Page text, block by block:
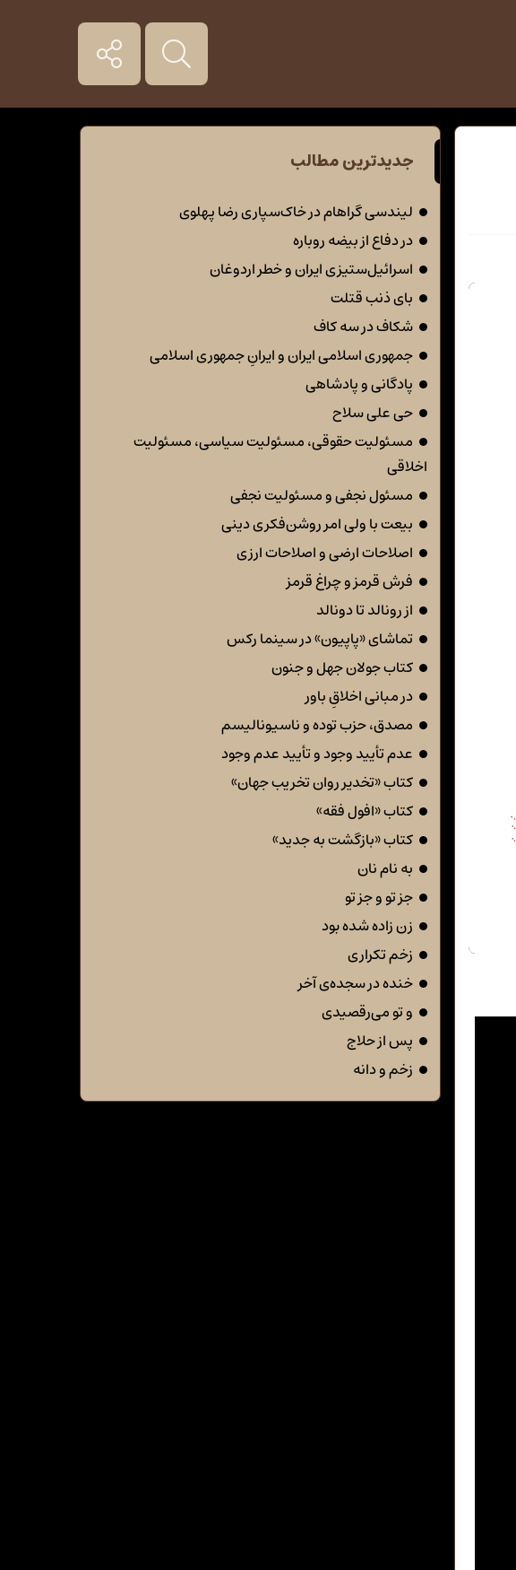
جدیدترین مطالب
لیندسی گراهام در خاک‌سپاری رضا پهلوی
در دفاع از بیضه روباره
اسرائیل‌ستیزی ایران و خطر اردوغان
بای ذنب قتلت
شکاف در سه کاف
جمهوری اسلامی ایران و ایرانِ جمهوری اسلامی
پادگانی و پادشاهی
حی علی سلاح
مسئولیت حقوقی، مسئولیت سیاسی، مسئولیت
اخلاقی
مسئول نجفی و مسئولیت نجفی
بیعت با ولی امر روشن‌فکری دینی
اصلاحات ارضی و اصلاحات ارزی
فرش قرمز و چراغ قرمز
از رونالد تا دونالد
تماشای «پاپیون» در سینما رکس
کتاب جولان جهل و جنون
در مبانی اخلاقِ باور
مصدق، حزب توده و ناسیونالیسم
عدم تأیید وجود و تأیید عدم وجود
کتاب «تخدیر روان تخریب جهان»
کتاب «افول فقه»
کتاب «بازگشت به جدید»
به نام نان
جز تو و جز تو
زن زاده شده بود
زخم تکراری
خنده در سجده‌ی آخر
و تو می‌رقصیدی
پس از حلاج
زخم و دانه